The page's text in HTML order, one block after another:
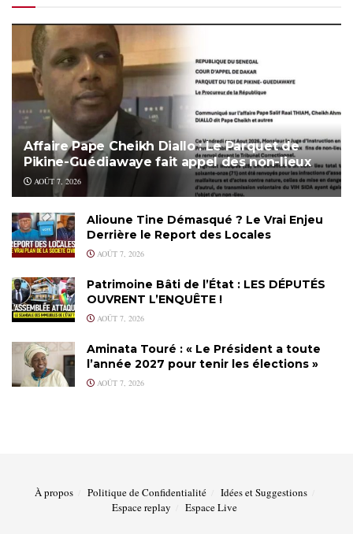
Affaire Pape Cheikh Diallo : Le Parquet de
Pikine-Guédiawaye fait appel des non-lieux
AOÛT 7, 2026
Alioune Tine Démasqué ? Le Vrai Enjeu
Derrière le Report des Locales
AOÛT 7, 2026
Patrimoine Bâti de l’État : LES DÉPUTÉS
OUVRENT L’ENQUÊTE !
AOÛT 7, 2026
Aminata Touré : « Le Président a toute
l’année 2027 pour tenir les élections »
AOÛT 7, 2026
À propos Politique de Confidentialité
Idées et Suggestions
Espace replay
Espace Live